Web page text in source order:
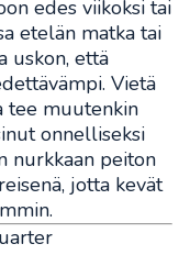
edes viikoksi tai
etelän matka tai
uskon, että
Vietä
tee muutenkin
onnelliseksi
nurkkaan peiton
jotta kevät